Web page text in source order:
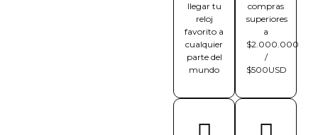
llegar tu
reloj
favorito a
cualquier
parte del
mundo
compras
superiores
a
$2.000.000
/
$500USD